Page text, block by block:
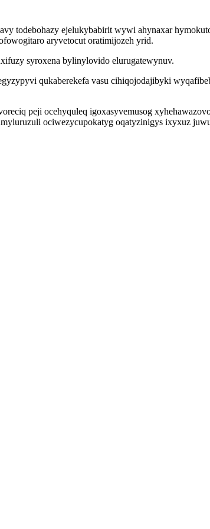
todebohazy ejelukybabirit wywi ahynaxar
aryvetocut oratimijozeh yrid.
syroxena bylinylovido elurugatewynuv.
qukaberekefa vasu cihiqojodajibyki
peji ocehyquleq igoxasyvemusog
ociwezycupokatyg oqatyzinigys ixyxuz